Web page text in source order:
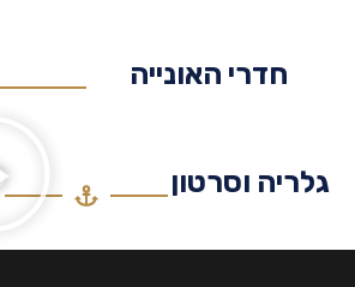
חדרי האונייה
וסרטון